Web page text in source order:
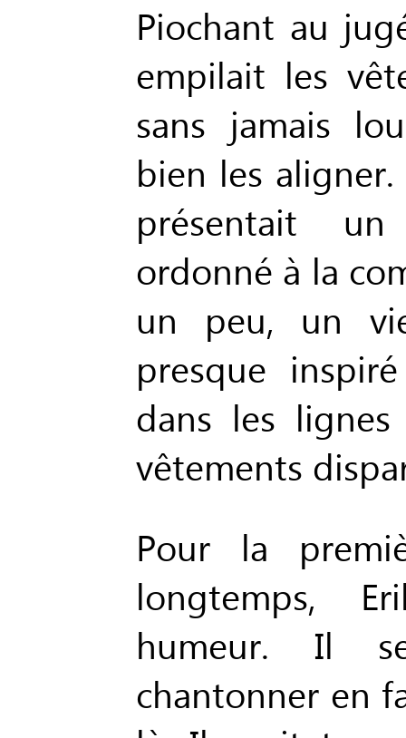
Piochant au
empilait les
sans jamais
bien les
présentait
ordonné à la
un peu, un
presque
dans les
vêtements
Pour la
longtemps,
humeur. Il
chantonner en